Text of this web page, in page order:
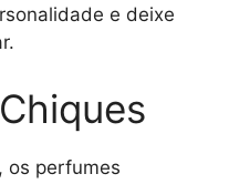
e deixe
os perfumes